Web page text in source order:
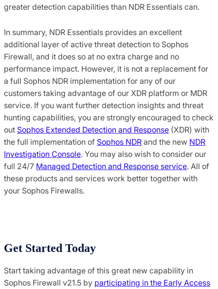
greater detection capabilities than NDR Essentials can.
In summary, NDR Essentials provides an excellent
additional layer of active threat detection to Sophos
Firewall, and it does so at no extra charge and no
performance impact. However, it is not a replacement for
a full Sophos NDR implementation for any of our
customers taking advantage of our XDR platform or MDR
service. If you want further detection insights and threat
hunting capabilities, you are strongly encouraged to check
out Sophos Extended Detection and Response (XDR) with
the full implementation of Sophos NDR and the new NDR
Investigation Console. You may also wish to consider our
full 24/7 Managed Detection and Response service. All of
these products and services work better together with
your Sophos Firewalls.
Get Started Today
Start taking advantage of this great new capability in
Sophos Firewall v21.5 by participating in the Early Access